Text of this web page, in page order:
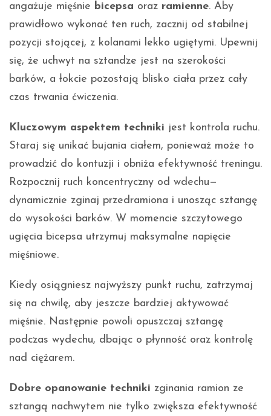
angażuje mięśnie bicepsa oraz ramienne. Aby
prawidłowo wykonać ten ruch, zacznij od stabilnej
pozycji stojącej, z kolanami lekko ugiętymi. Upewnij
się, że uchwyt na sztandze jest na szerokości
barków, a łokcie pozostają blisko ciała przez cały
czas trwania ćwiczenia.
Kluczowym aspektem techniki jest kontrola ruchu.
Staraj się unikać bujania ciałem, ponieważ może to
prowadzić do kontuzji i obniża efektywność treningu.
Rozpocznij ruch koncentryczny od wdechu—
dynamicznie zginaj przedramiona i unosząc sztangę
do wysokości barków. W momencie szczytowego
ugięcia bicepsa utrzymuj maksymalne napięcie
mięśniowe.
Kiedy osiągniesz najwyższy punkt ruchu, zatrzymaj
się na chwilę, aby jeszcze bardziej aktywować
mięśnie. Następnie powoli opuszczaj sztangę
podczas wydechu, dbając o płynność oraz kontrolę
nad ciężarem.
Dobre opanowanie techniki zginania ramion ze
sztangą nachwytem nie tylko zwiększa efektywność